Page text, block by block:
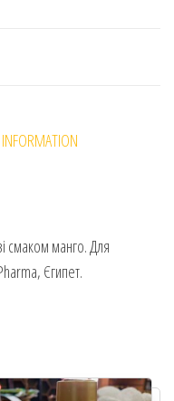
смаком манго. Для
Єгипет.